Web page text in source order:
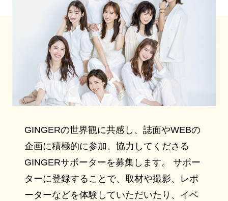
GINGERの世界観に共感し、誌面やWEBの
企画に積極的に参加、協力してくださる
GINGERサポーターを募集します。 サポー
ターに登録することで、取材や撮影、レポ
ーターなどを体験していただいたり、イベ